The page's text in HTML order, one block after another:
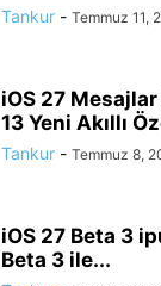
Tankur - Temmuz 11,
iOS 27
13 Yeni Akıllı
Tankur - Temmuz 8,
iOS 27 Beta 3
Beta 3 ile...